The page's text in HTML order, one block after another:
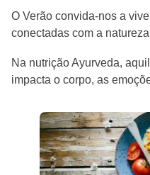
O Verão convida-nos a
conectadas com a
Na nutrição Ayurveda,
impacta o corpo, as